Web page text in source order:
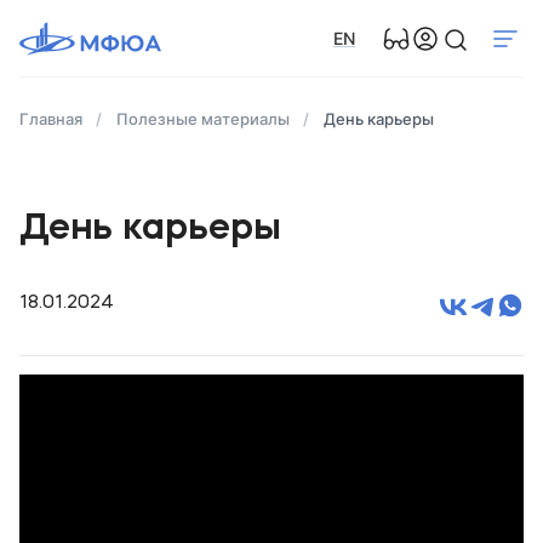
EN
Главная Полезные материалы День карьеры
День карьеры
18.01.2024